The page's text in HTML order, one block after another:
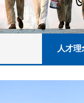
人才理